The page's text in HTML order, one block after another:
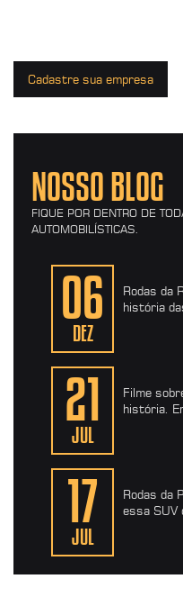
Cadastre sua empresa
NOSSO BLOG
FIQUE POR DENTRO DE
AUTOMOBILÍSTICAS.
06
DEZ
Rodas da
história
21
JUL
Filme
história.
17
JUL
Rodas da
essa SUV